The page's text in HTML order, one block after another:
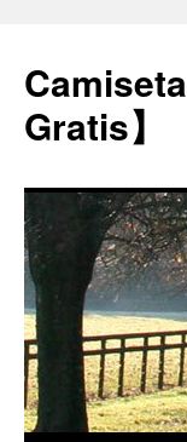
Gratis】